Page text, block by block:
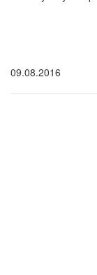
09.08.2016